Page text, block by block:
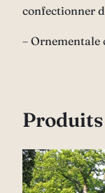
confectionner
– Ornementale